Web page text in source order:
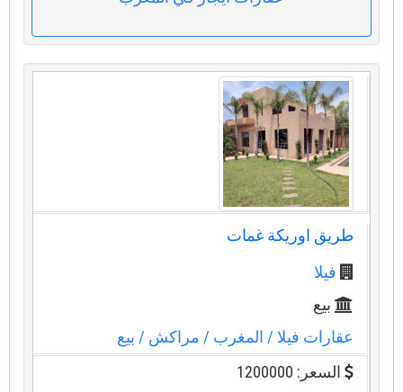
طريق اوريكة غمات
فيلا
بيع
عقارات فيلا/ المغرب/ مراكش / بيع
السعر: 1200000